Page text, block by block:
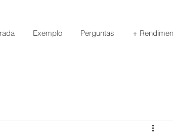
Exemplo Perguntas +